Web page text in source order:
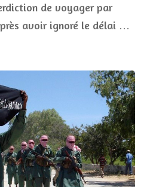
de voyager par
avoir ignoré le délai …